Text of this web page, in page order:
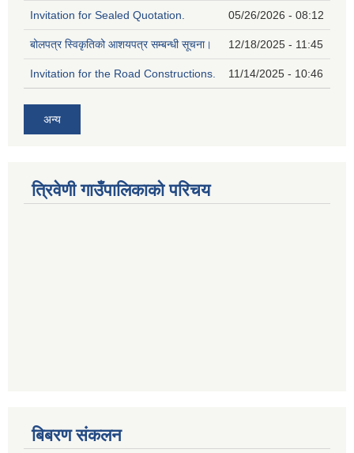
Invitation for Sealed Quotation. 05/26/2026 - 08:12
बोलपत्र स्विकृतिको आशयपत्र सम्बन्धी सूचना। 12/18/2025 - 11:45
Invitation for the Road Constructions. 11/14/2025 - 10:46
अन्य
त्रिवेणी गाउँपालिकाको परिचय
बिबरण संकलन